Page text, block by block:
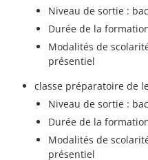
Niveau de sortie :
Durée de la
Modalités de
présentiel
classe préparatoire de
Niveau de sortie :
Durée de la
Modalités de
présentiel